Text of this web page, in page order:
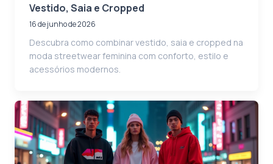
Vestido, Saia e Cropped
16 de junho de 2026
Descubra como combinar vestido, saia e cropped na
moda streetwear feminina com conforto, estilo e
acessórios modernos.